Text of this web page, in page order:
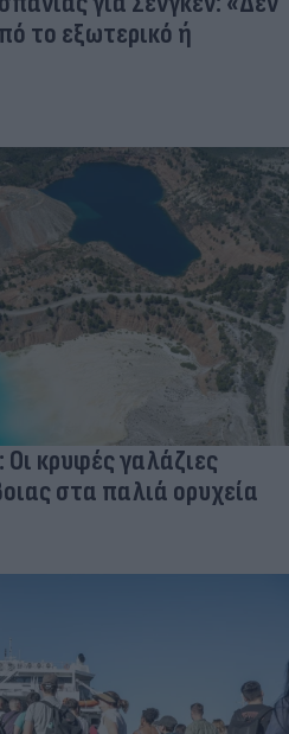
το εξωτερικό ή
κρυφές γαλάζιες
στα παλιά ορυχεία